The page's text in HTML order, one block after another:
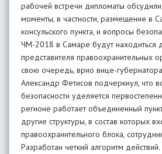
рабочей встречи дипломаты обсудили
моменты, в частности, размещение в
консульского пункта, и вопросы
ЧМ-2018 в Самаре будут находиться
представителя правоохранительных
свою очередь, врио вице-
Александр Фетисов подчеркнул, что
безопасности уделяется
регионе работает объединенный
другие структуры, в состав которых
правоохранительного блока,
Разработан четкий алгоритм